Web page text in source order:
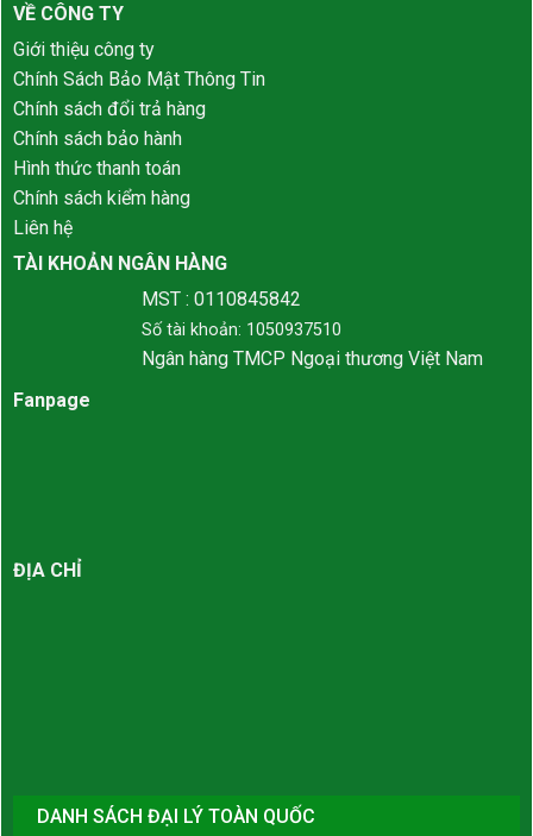
VỀ CÔNG TY
Giới thiệu công ty
Chính Sách Bảo Mật Thông Tin
Chính sách đổi trả hàng
Chính sách bảo hành
Hình thức thanh toán
Chính sách kiểm hàng
Liên hệ
TÀI KHOẢN NGÂN HÀNG
MST : 0110845842
Số tài khoản: 1050937510
Ngân hàng TMCP Ngoại thương Việt Nam
Fanpage
ĐỊA CHỈ
DANH SÁCH ĐẠI LÝ TOÀN QUỐC